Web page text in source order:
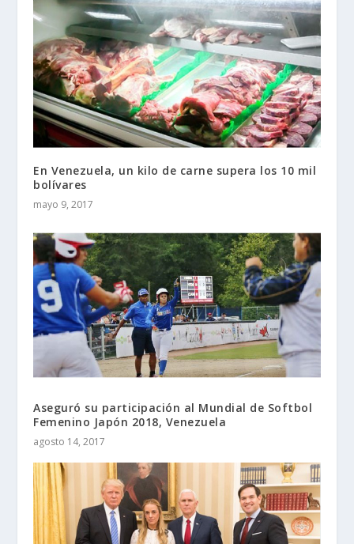
En Venezuela, un kilo de carne supera los 10 mil
bolívares
mayo 9, 2017
Aseguró su participación al Mundial de Softbol
Femenino Japón 2018, Venezuela
agosto 14, 2017